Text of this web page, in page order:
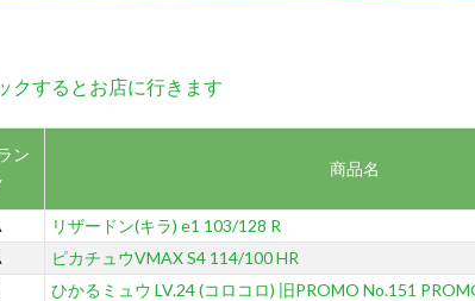
クするとお店に行きます
ン
商品名
リザードン(キラ) e1 103/128 R
ピカチュウVMAX S4 114/100 HR
ひかるミュウ LV.24 (コロコロ) 旧PROMO No.151